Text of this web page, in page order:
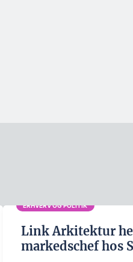
ERHVERV OG POLITIK
Link Arkitektur
markedschef hos